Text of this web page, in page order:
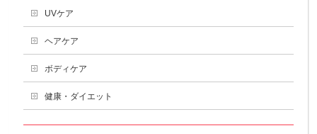
UVケア
ヘアケア
ボディケア
健康・ダイエット